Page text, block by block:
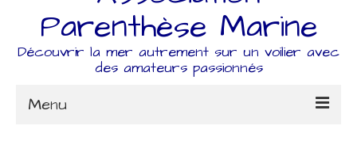
Parenthèse Marine
Découvrir la mer autrement sur un voilier avec
des amateurs passionnés
Menu